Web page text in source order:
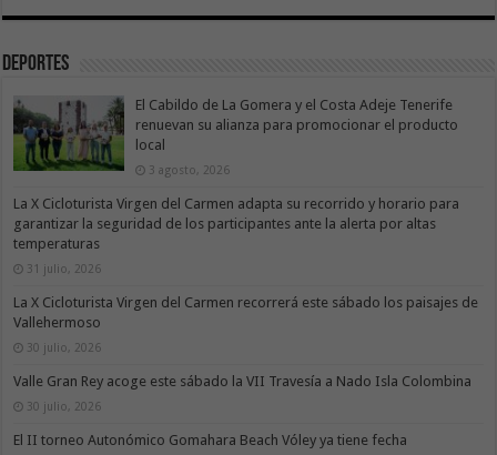
Deportes
El Cabildo de La Gomera y el Costa Adeje Tenerife
renuevan su alianza para promocionar el producto
local
3 agosto, 2026
La X Cicloturista Virgen del Carmen adapta su recorrido y horario para
garantizar la seguridad de los participantes ante la alerta por altas
temperaturas
31 julio, 2026
La X Cicloturista Virgen del Carmen recorrerá este sábado los paisajes de
Vallehermoso
30 julio, 2026
Valle Gran Rey acoge este sábado la VII Travesía a Nado Isla Colombina
30 julio, 2026
El II torneo Autonómico Gomahara Beach Vóley ya tiene fecha